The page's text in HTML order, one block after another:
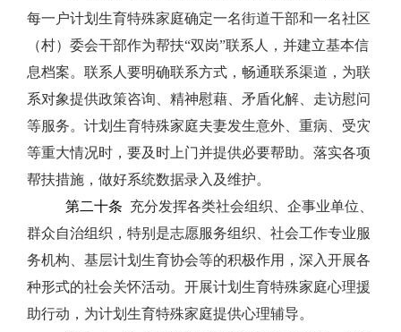
每一户计划生育特殊家庭确定一名街道干部和一名社区
（村）委会干部作为帮扶“双岗”联系人，并建立基本信
息档案。联系人要明确联系方式，畅通联系渠道，为联
系对象提供政策咨询、精神慰藉、矛盾化解、走访慰问
等服务。计划生育特殊家庭夫妻发生意外、重病、受灾
等重大情况时，要及时上门并提供必要帮助。落实各项
帮扶措施，做好系统数据录入及维护。
第二十条 充分发挥各类社会组织、企事业单位、
群众自治组织，特别是志愿服务组织、社会工作专业服
务机构、基层计划生育协会等的积极作用，深入开展各
种形式的社会关怀活动。开展计划生育特殊家庭心理援
助行动，为计划生育特殊家庭提供心理辅导。